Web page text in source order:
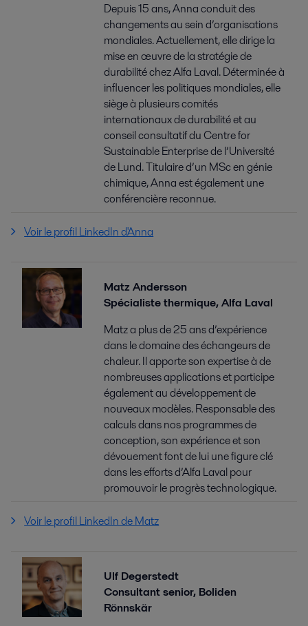
Depuis 15 ans, Anna conduit des
changements au sein d’organisations
mondiales. Actuellement, elle dirige la
mise en œuvre de la stratégie de
durabilité chez Alfa Laval. Déterminée à
influencer les politiques mondiales, elle
siège à plusieurs comités
internationaux de durabilité et au
conseil consultatif du Centre for
Sustainable Enterprise de l’Université
de Lund. Titulaire d’un MSc en génie
chimique, Anna est également une
conférencière reconnue.
Voir le profil LinkedIn d'Anna
Matz Andersson
Spécialiste thermique, Alfa Laval
Matz a plus de 25 ans d’expérience
dans le domaine des échangeurs de
chaleur. Il apporte son expertise à de
nombreuses applications et participe
également au développement de
nouveaux modèles. Responsable des
calculs dans nos programmes de
conception, son expérience et son
dévouement font de lui une figure clé
dans les efforts d’Alfa Laval pour
promouvoir le progrès technologique.
Voir le profil LinkedIn de Matz
Ulf Degerstedt
Consultant senior, Boliden
Rönnskär